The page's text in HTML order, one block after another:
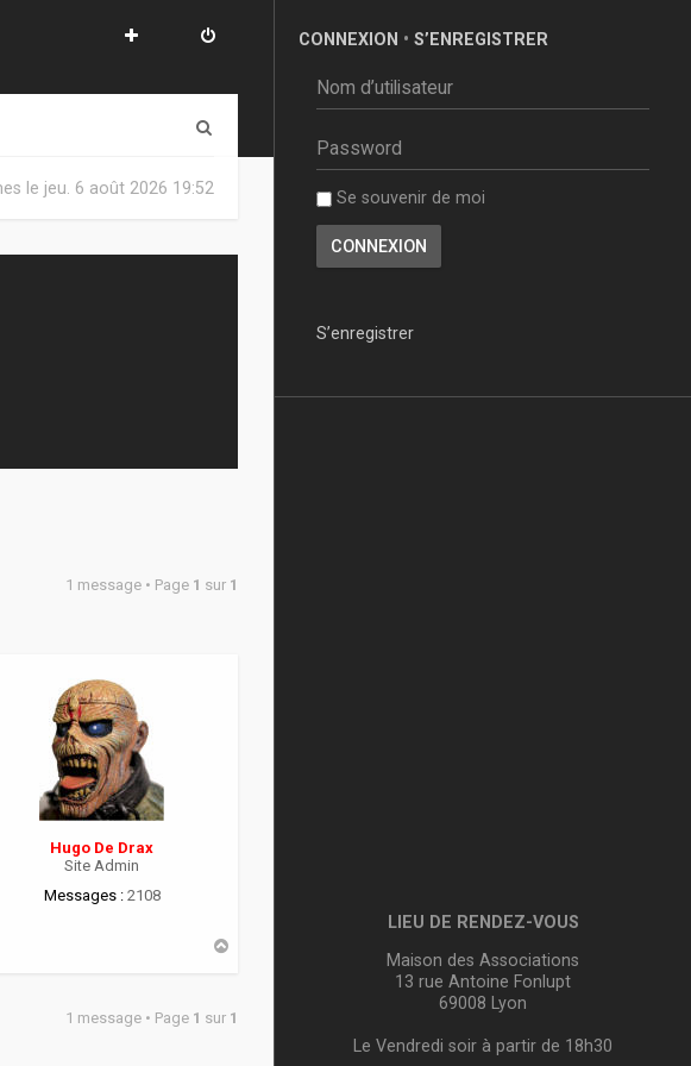
c
le jeu. 6 août 2026 19:52
1 message • Page 1 sur 1
Hugo De Drax
Site Admin
Messages : 2108
1 message • Page 1 sur 1
CONNEXION • S’ENREGISTRER
Se souvenir de moi
S’enregistrer
LIEU DE RENDEZ-VOUS
Maison des Associations
13 rue Antoine Fonlupt
69008 Lyon
Le Vendredi soir à partir de 18h30